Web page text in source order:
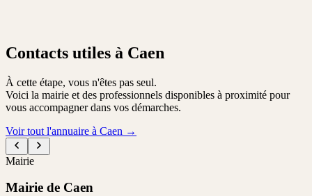
Contacts utiles à Caen
À cette étape, vous n'êtes pas seul.
Voici la mairie et des professionnels disponibles à proximité pour
vous accompagner dans vos démarches.
Voir tout l'annuaire à Caen →
Mairie
Mairie de Caen